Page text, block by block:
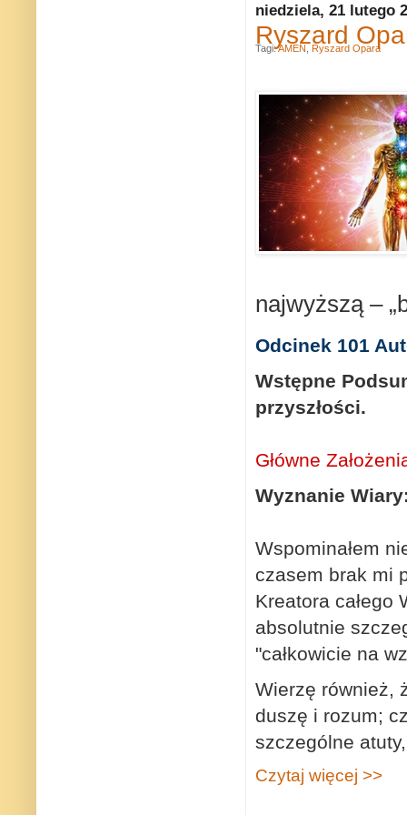
niedziela, 21 lutego
Ryszard
najwyższą –
Odcinek 101
Wstępne
przyszłości.
Główne
Wyznanie
Wspominałem
czasem brak mi
Kreatora całego
absolutnie
"całkowicie na
Wierzę również,
duszę i rozum;
szczególne
Czytaj więcej >>
Tagi:AMEN Ryszard Opara